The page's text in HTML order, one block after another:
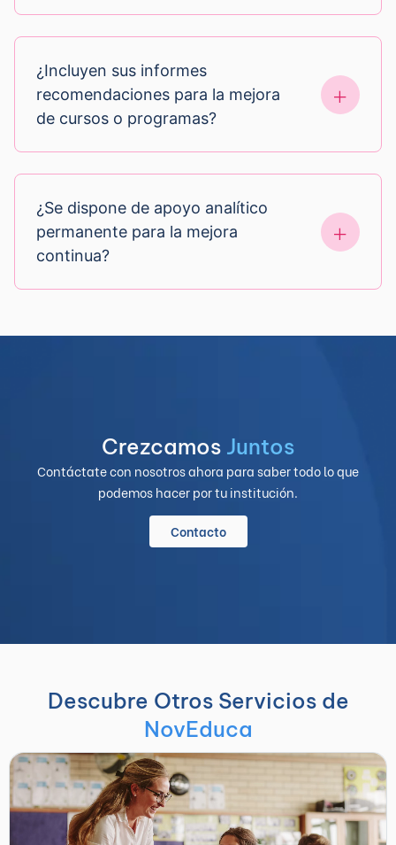
¿Incluyen sus informes
recomendaciones para la mejora
de cursos o programas?
¿Se dispone de apoyo analítico
permanente para la mejora
continua?
Crezcamos Juntos
Contáctate con nosotros ahora para saber todo lo que
podemos hacer por tu institución.
Contacto
Descubre Otros Servicios de
NovEduca